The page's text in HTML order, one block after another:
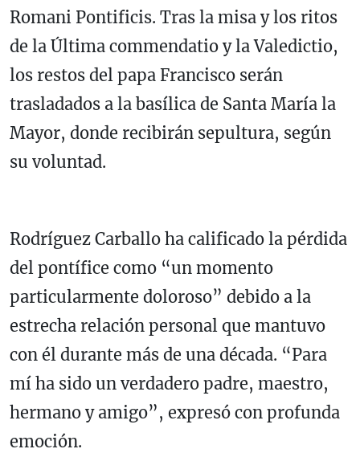
Romani Pontificis. Tras la misa y los ritos
de la Última commendatio y la Valedictio,
los restos del papa Francisco serán
trasladados a la basílica de Santa María la
Mayor, donde recibirán sepultura, según
su voluntad.
Rodríguez Carballo ha calificado la pérdida
del pontífice como “un momento
particularmente doloroso” debido a la
estrecha relación personal que mantuvo
con él durante más de una década. “Para
mí ha sido un verdadero padre, maestro,
hermano y amigo”, expresó con profunda
emoción.